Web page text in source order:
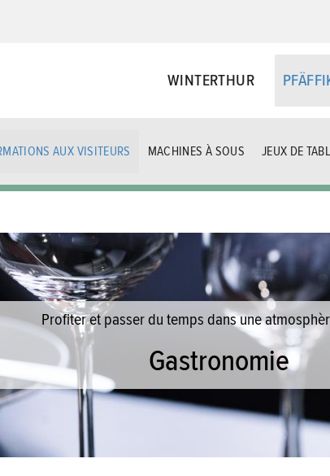
WINTERTHUR
AUX VISITEURS MACHINES À SOUS JEUX DE
Profiter et passer du temps dans une
Gastronomie